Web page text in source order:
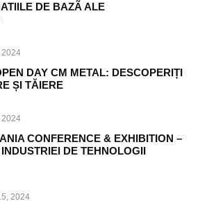
DE BAZÃ ALE
2024
DAY CM METAL: DESCOPERIȚI
ȘI TĂIERE
2024
CONFERENCE & EXHIBITION –
DE TEHNOLOGII
2024